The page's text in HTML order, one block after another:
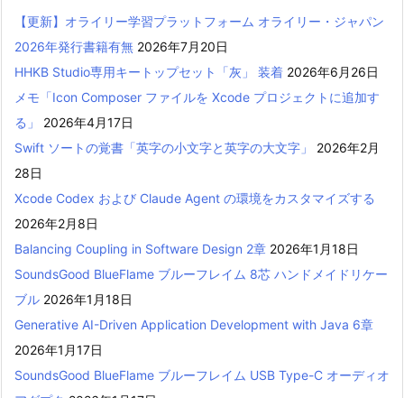
【更新】オライリー学習プラットフォーム オライリー・ジャパン
2026年発行書籍有無 2026年7月20日
HHKB Studio専用キートップセット「灰」 装着 2026年6月26日
メモ「Icon Composer ファイルを Xcode プロジェクトに追加す
る」
2026年4月17日
Swift ソートの覚書「英字の小文字と英字の大文字」
2026年2月
28日
Xcode Codex および Claude Agent の環境をカスタマイズする
2026年2月8日
Balancing Coupling in Software Design 2章 2026年1月18日
SoundsGood BlueFlame ブルーフレイム 8芯 ハンドメイドリケー
ブル 2026年1月18日
Generative AI-Driven Application Development with Java 6章
2026年1月17日
SoundsGood BlueFlame ブルーフレイム USB Type-C オーディオ